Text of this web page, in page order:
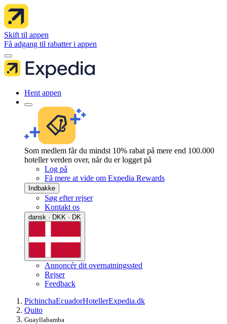
Skift til appen
Få adgang til rabatter i appen
Hent appen
Som medlem får du mindst 10% rabat på mere end 100.000
hoteller verden over, når du er logget på
Log på
Få mere at vide om Expedia Rewards
Indbakke
Søg efter rejser
Kontakt os
dansk · DKK · DK
Annoncér dit overnatningssted
Rejser
Feedback
PichinchaEcuadorHotellerExpedia.dk
Quito
Guayllabamba